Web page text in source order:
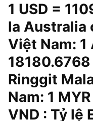
1 USD =
la Australia
Việt Nam: 1
18180.6768
Ringgit
Nam: 1
VND : Tỷ lệ